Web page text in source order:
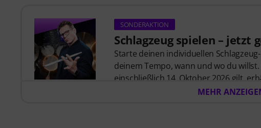
SONDERAKTION
Schlagzeug spielen – jetzt
Starte deinen individuellen
deinem Tempo, wann und wo du
einschließlich 14. Oktober 2026 gilt,
MyGroove School of Drums – völlig
MEHR